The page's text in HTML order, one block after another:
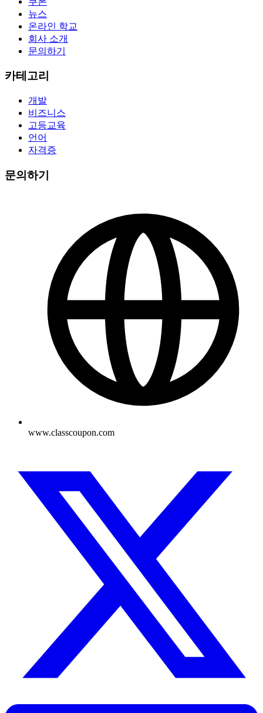
뉴스
온라인 학교
회사 소개
문의하기
카테고리
개발
비즈니스
고등교육
언어
자격증
문의하기
www.classcoupon.com